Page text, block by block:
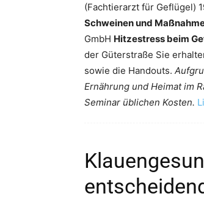
(Fachtierarzt für Geflügel)
Schweinen und
GmbH Hitzestress beim
der Güterstraße Sie
sowie die Handouts.
Ernährung und Heimat im
Seminar üblichen Kosten.